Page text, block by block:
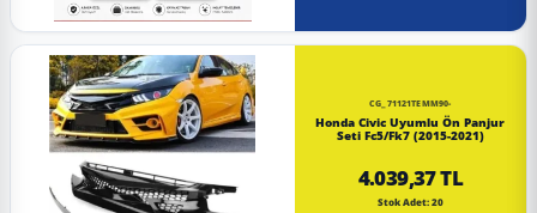
CG_71121TEMM90-
Honda Civic Uyumlu Ön Panjur
Seti Fc5/Fk7 (2015-2021)
4.039,37 TL
Stok Adet: 20